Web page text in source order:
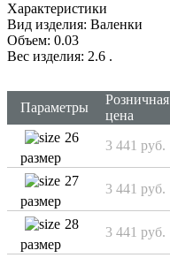
Характеристики
Вид изделия: Валенки
Объем: 0.03
Вес изделия: 2.6 .
Параметры
Розничная
цена
26
размер
3 441 руб.
27
размер
3 441 руб.
28
размер
3 441 руб.